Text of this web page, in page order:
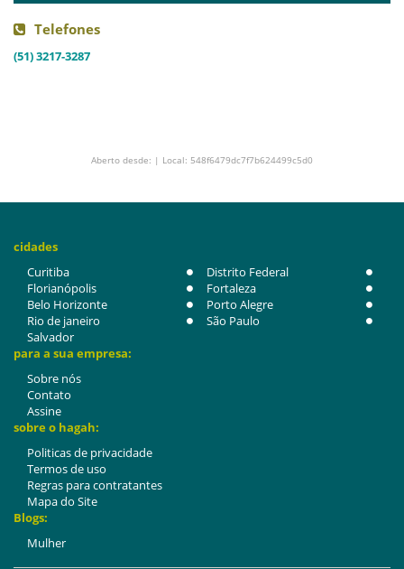
Telefones
(51) 3217-3287
Aberto desde: | Local: 548f6479dc7f7b624499c5d0
cidades
Curitiba
Distrito Federal
Florianópolis
Fortaleza
Belo Horizonte
Porto Alegre
Rio de janeiro
São Paulo
Salvador
para a sua empresa:
Sobre nós
Contato
Assine
sobre o hagah:
Politicas de privacidade
Termos de uso
Regras para contratantes
Mapa do Site
Blogs:
Mulher